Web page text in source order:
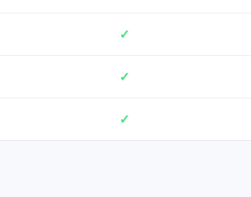
✓
✓
✓